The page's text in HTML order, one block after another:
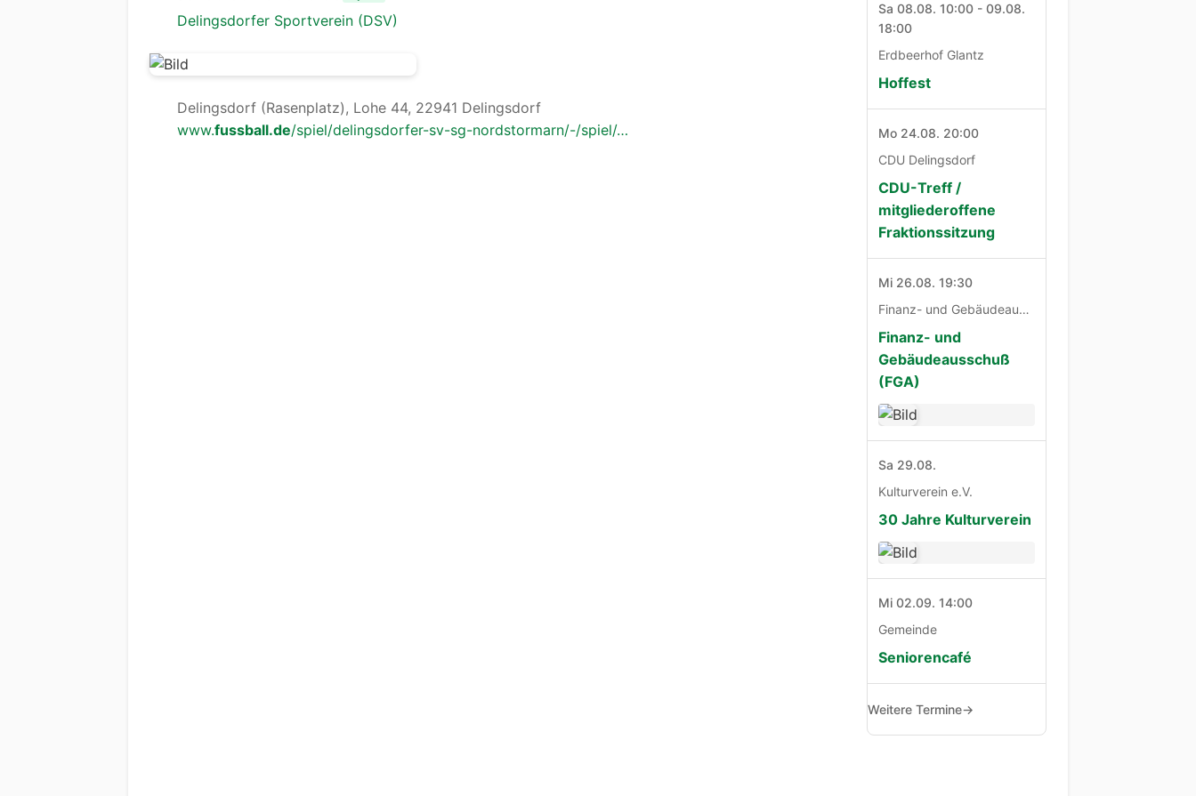
Delingsdorfer Sportverein (DSV)
Delingsdorf (Rasenplatz), Lohe 44, 22941 Delingsdorf
www.fussball.de/spiel/delingsdorfer-sv-sg-nordstormarn/-/spiel/…
Sa 08.08. 10:00 - 09.08.
18:00
Erdbeerhof Glantz
Hoffest
Mo 24.08. 20:00
CDU Delingsdorf
CDU-Treff /
mitgliederoffene
Fraktionssitzung
Mi 26.08. 19:30
Finanz- und Gebäudeausschuß
Finanz- und
Gebäudeausschuß
(FGA)
Sa 29.08.
Kulturverein e.V.
30 Jahre Kulturverein
Mi 02.09. 14:00
Gemeinde
Seniorencafé
Weitere Termine→